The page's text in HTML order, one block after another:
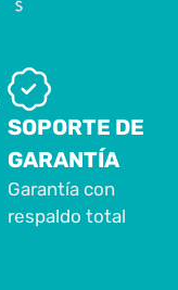
SOPORTE DE
GARANTÍA
Garantía con
respaldo total